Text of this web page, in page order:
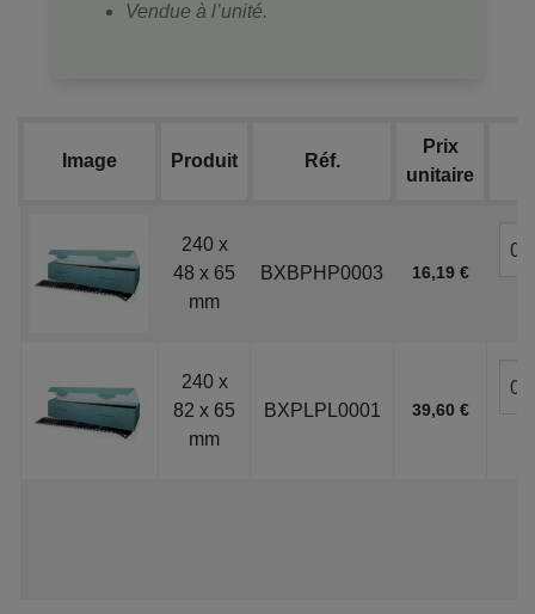
Vendue à l’unité.
Image Produit Réf.
Prix
unitaire
240 x
48 x 65
mm
BXBPHP0003 16,19 €
240 x
82 x 65
mm
BXPLPL0001 39,60 €